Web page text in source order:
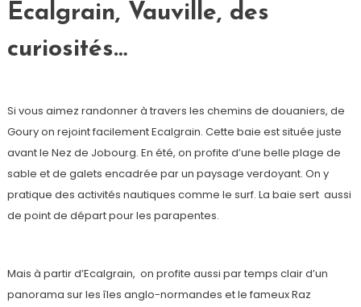
Ecalgrain, Vauville, des
curiosités…
Si vous aimez randonner à travers les chemins de douaniers, de
Goury on rejoint facilement Ecalgrain. Cette baie est située juste
avant le Nez de Jobourg. En été, on profite d’une belle plage de
sable et de galets encadrée par un paysage verdoyant. On y
pratique des activités nautiques comme le surf. La baie sert aussi
de point de départ pour les parapentes.
Mais à partir d’Ecalgrain, on profite aussi par temps clair d’un
panorama sur les îles anglo-normandes et le fameux Raz